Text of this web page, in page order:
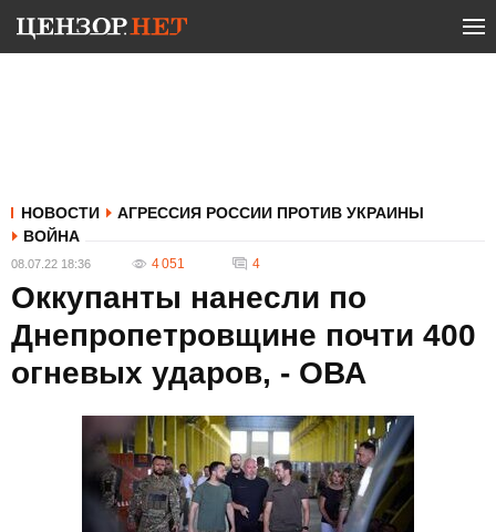
НОВОСТИ
АГРЕССИЯ РОССИИ ПРОТИВ УКРАИНЫ
ВОЙНА
08.07.22 18:36 4 051 4
Оккупанты нанесли по
Днепропетровщине почти 400
огневых ударов, - ОВА